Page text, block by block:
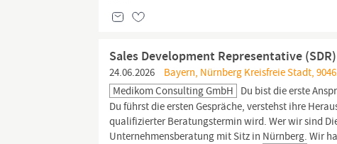
Sales Development Representative
24.06.2026
Bayern, Nürnberg Kreisfreie Stadt,
Medikom Consulting GmbH Du bist die erste
Du führst die ersten Gespräche, verstehst ihre
qualifizierter Beratungstermin wird. Wer wir sind
Unternehmensberatung mit Sitz in Nürnberg. Wir